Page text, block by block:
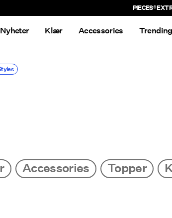
PIECES®
Nyheter Klær Accessories Trending
Accessories Topper